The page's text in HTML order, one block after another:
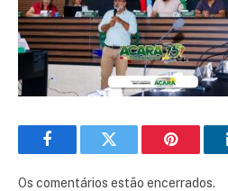
FacebookTwitter Pinterest
Os comentários estão encerrados.